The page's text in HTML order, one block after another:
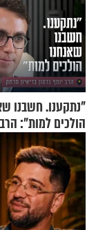
"נתקענו. חשבנו
הולכים למות":
בריאיון מרתק